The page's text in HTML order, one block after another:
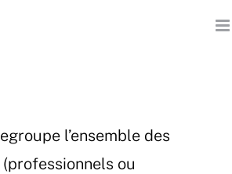
l’ensemble des
ou